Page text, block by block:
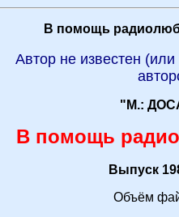
В помощь
Автор не известен
"М.:
В помощь
Выпуск
Объём